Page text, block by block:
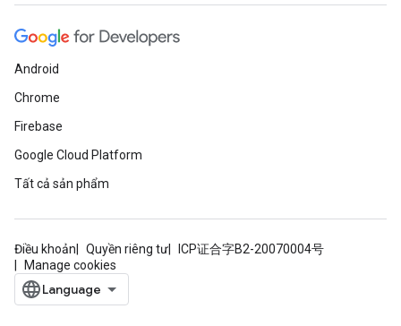
Android
Chrome
Firebase
Google Cloud Platform
Tất cả sản phẩm
Điều khoản Quyền riêng tư
ICP证合字B2-20070004号
Manage cookies